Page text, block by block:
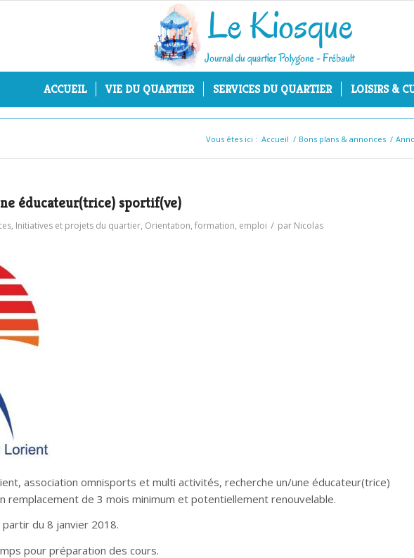
ACCUEIL VIE DU QUARTIER SERVICES DU QUARTIER LOISIRS &
Vous êtes ici : Accueil / Bons plans & annonces /
éducateur(trice) sportif(ve)
, Initiatives et projets du quartier, Orientation, formation, emploi / par Nicolas
association omnisports et multi activités, recherche un/une éducateur(trice)
remplacement de 3 mois minimum et potentiellement renouvelable.
du 8 janvier 2018.
pour préparation des cours.